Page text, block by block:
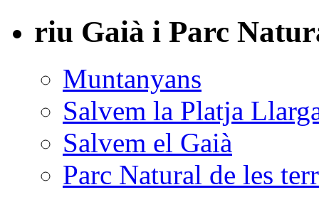
riu Gaià i Parc
Muntanyans
Salvem la Platja
Salvem el Gaià
Parc Natural de les